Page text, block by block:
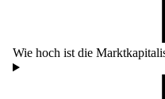
Wie hoch ist die